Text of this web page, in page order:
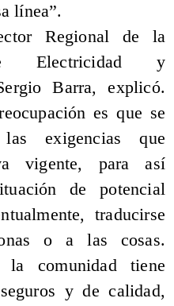
línea”.
Regional de la
Electricidad y
Barra, explicó.
es que se
exigencias que
vigente, para así
de potencial
traducirse
o a las cosas.
la comunidad tiene
y de calidad,